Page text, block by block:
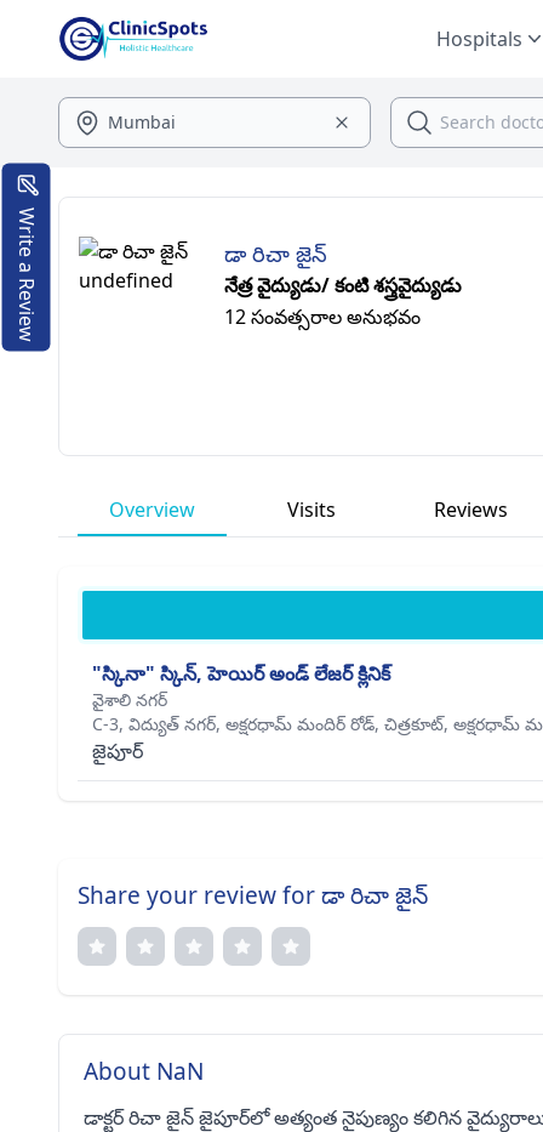
Hospitals
డా రిచా జైన్
నేత్ర వైద్యుడు/ కంటి శస్త్రవైద్యుడు
12 సంవత్సరాల అనుభవం
Overview Visits Reviews
"స్కినా" స్కిన్, హెయిర్ అండ్ లేజర్ క్లినిక్
వైశాలి నగర్
C-3, విద్యుత్ నగర్, అక్షరధామ్ మందిర్ రోడ్, చిత్రకూట్, అక్షరధామ్
జైపూర్
Share your review for డా రిచా జైన్
About NaN
డాక్టర్ రిచా జైన్ జైపూర్‌లో అత్యంత నైపుణ్యం కలిగిన
Write a Review